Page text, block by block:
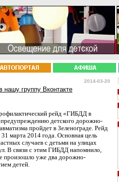
2014-03-20
нашу группу Вконтакте
рейд «ГИБДД в
детского дорожно-
пройдет в Зеленограде. Рейд
марта 2014 года. Основная цель
случаев с детьми на улицах
В связи с этим ГИБДД напомнило,
произошло уже два дорожно-
детей.